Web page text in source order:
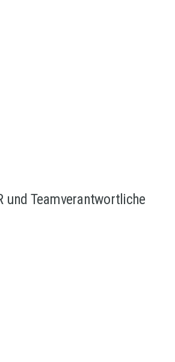
und Teamverantwortliche